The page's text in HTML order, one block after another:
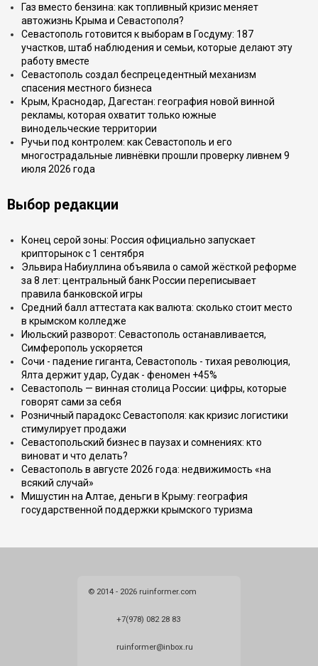
Газ вместо бензина: как топливный кризис меняет
автожизнь Крыма и Севастополя?
Севастополь готовится к выборам в Госдуму: 187
участков, штаб наблюдения и семьи, которые делают эту
работу вместе
Севастополь создал беспрецедентный механизм
спасения местного бизнеса
Крым, Краснодар, Дагестан: география новой винной
рекламы, которая охватит только южные
винодельческие территории
Ручьи под контролем: как Севастополь и его
многострадальные ливнёвки прошли проверку ливнем 9
июля 2026 года
Выбор редакции
Конец серой зоны: Россия официально запускает
крипторынок с 1 сентября
Эльвира Набиуллина объявила о самой жёсткой реформе
за 8 лет: центральный банк России переписывает
правила банковской игры
Средний балл аттестата как валюта: сколько стоит место
в крымском колледже
Июльский разворот: Севастополь останавливается,
Симферополь ускоряется
Сочи - падение гиганта, Севастополь - тихая революция,
Ялта держит удар, Судак - феномен +45%
Севастополь — винная столица России: цифры, которые
говорят сами за себя
Розничный парадокс Севастополя: как кризис логистики
стимулирует продажи
Севастопольский бизнес в паузах и сомнениях: кто
виноват и что делать?
Севастополь в августе 2026 года: недвижимость «на
всякий случай»
Мишустин на Алтае, деньги в Крыму: география
государственной поддержки крымского туризма
© 2014 - 2026 ruinformer.com
+7(978) 082 28 83
ruinformer@inbox.ru